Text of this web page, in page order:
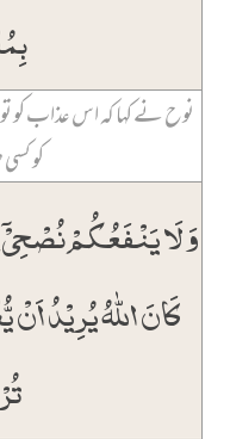
نوح نے کہا کہ اس عذاب کو
کو
وَ لَا یَنۡفَعُکُمۡ
کَانَ اللّٰہُ یُرِیۡدُ